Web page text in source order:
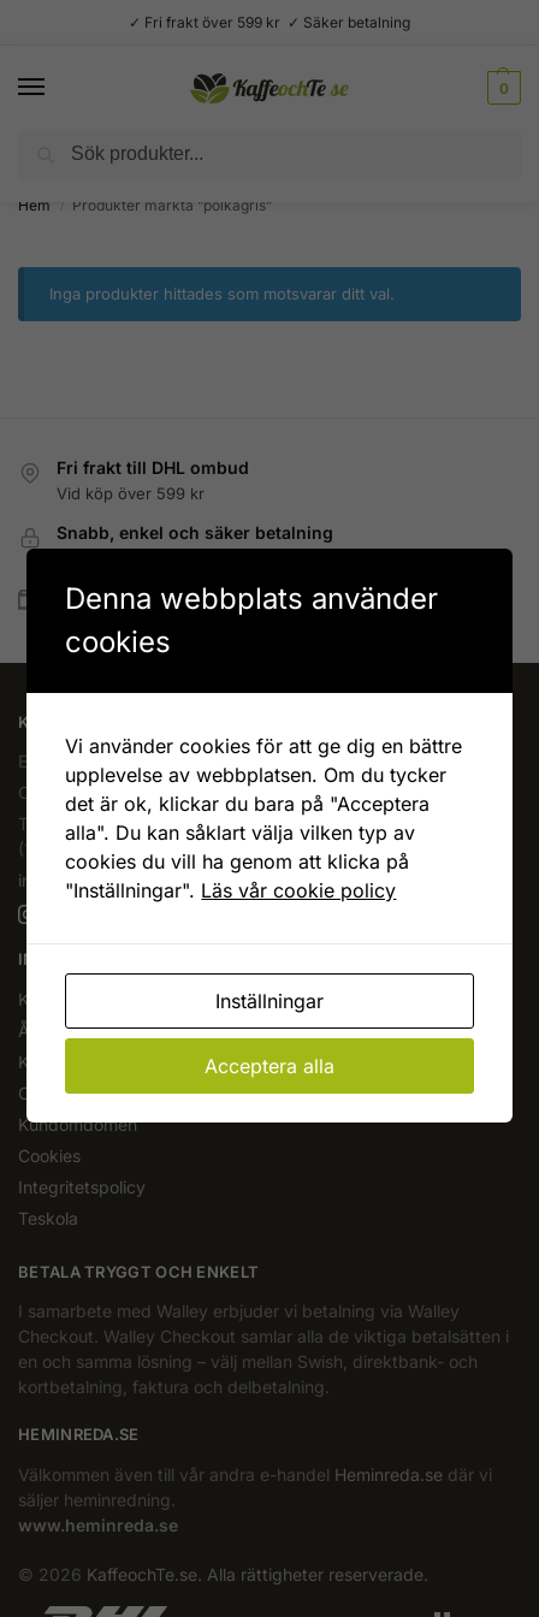
✓ Fri frakt över 599 kr ✓ Säker betalning
0
Välsmakande vardagslyx –
Hem Produkter märkta ”polkagris”
Inga produkter hittades som motsvarar ditt val.
Fri frakt till DHL ombud
Vid köp över 599 kr
Snabb, enkel och säker betalning
Snabb leverans
Lagervaror skickas vanligtvis inom 1-4 vardagar
KAFFEOCHTE.SE
En del av Novodesign AB
Org.nr. 556790-1235
Tel.
08-400 209 60
(10-17 mån-fre)
info@kaffeochte.se
INFORMATION
Köpvillkor
Ångra köp
Kontakta oss
Om oss
Kundomdömen
Cookies
Integritetspolicy
Teskola
BETALA TRYGGT OCH ENKELT
I samarbete med Walley erbjuder vi betalning via Walley
Checkout. Walley Checkout samlar alla de viktiga betalsätten i
en och samma lösning – välj mellan Swish, direktbank- och
kortbetalning, faktura och delbetalning.
HEMINREDA.SE
Välkommen även till vår andra e-handel Heminreda.se där vi
säljer heminredning.
www.heminreda.se
© 2026 KaffeochTe.se. Alla rättigheter reserverade.
Denna webbplats använder
cookies
Vi använder cookies för att ge dig en bättre
upplevelse av webbplatsen. Om du tycker
det är ok, klickar du bara på "Acceptera
alla". Du kan såklart välja vilken typ av
cookies du vill ha genom att klicka på
"Inställningar". Läs vår cookie policy
Inställningar
Acceptera alla